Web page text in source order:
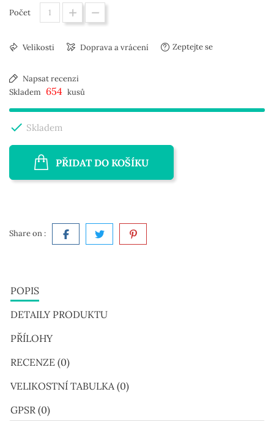
Počet
Velikosti Doprava a vrácení Zeptejte se
Napsat recenzi
Skladem 654 kusů
 Skladem
PŘIDAT DO KOŠÍKU
Share on :
POPIS
DETAILY PRODUKTU
PŘÍLOHY
RECENZE (0)
VELIKOSTNÍ TABULKA (0)
GPSR (0)